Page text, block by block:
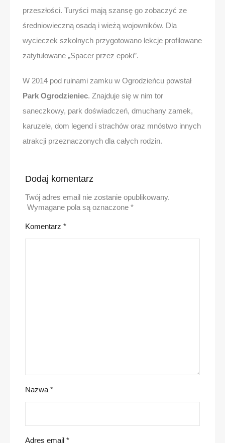
przeszłości. Turyści mają szansę go zobaczyć ze
średniowieczną osadą i wieżą wojowników. Dla
wycieczek szkolnych przygotowano lekcje profilowane
zatytułowane „Spacer przez epoki”.
W 2014 pod ruinami zamku w Ogrodzieńcu powstał
Park Ogrodzieniec. Znajduje się w nim tor
saneczkowy, park doświadczeń, dmuchany zamek,
karuzele, dom legend i strachów oraz mnóstwo innych
atrakcji przeznaczonych dla całych rodzin.
Dodaj komentarz
Twój adres email nie zostanie opublikowany.
Wymagane pola są oznaczone *
Komentarz *
Nazwa *
Adres email *